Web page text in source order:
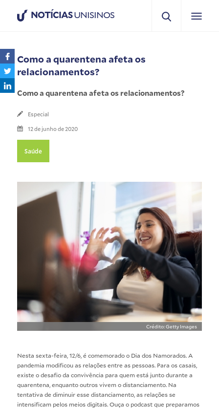
NOTÍCIASUNISINOS
Como a quarentena afeta os
relacionamentos?
Como a quarentena afeta os relacionamentos?
Especial
12 de junho de 2020
Saúde
Crédito: Getty Images
Nesta sexta-feira, 12/6, é comemorado o Dia dos Namorados. A
pandemia modificou as relações entre as pessoas. Para os casais,
existe o desafio da convivência para quem está junto durante a
quarentena, enquanto outros vivem o distanciamento. Na
tentativa de diminuir esse distanciamento, as relações se
intensificam pelos meios digitais. Ouça o podcast que preparamos